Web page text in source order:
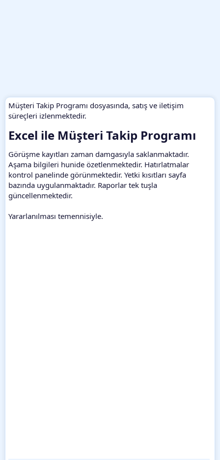
Müşteri Takip Programı dosyasında, satış ve iletişim
süreçleri izlenmektedir.
Excel ile Müşteri Takip Programı​
Görüşme kayıtları zaman damgasıyla saklanmaktadır.
Aşama bilgileri hunide özetlenmektedir. Hatırlatmalar
kontrol panelinde görünmektedir. Yetki kısıtları sayfa
bazında uygulanmaktadır. Raporlar tek tuşla
güncellenmektedir.
Yararlanılması temennisiyle.